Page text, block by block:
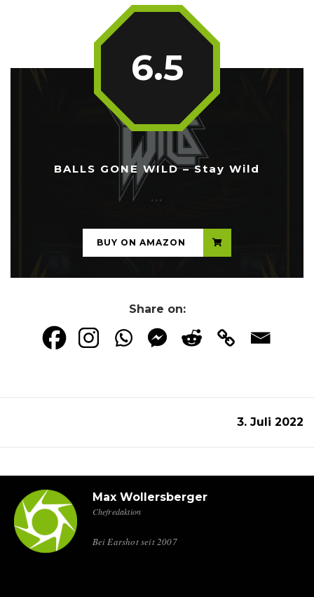
BALLS GONE WILD – Stay Wild
6.5
...
BUY ON AMAZON
Share on:
3. Juli 2022
Max Wollersberger
Chefredaktion
Bei Earshot seit 2007